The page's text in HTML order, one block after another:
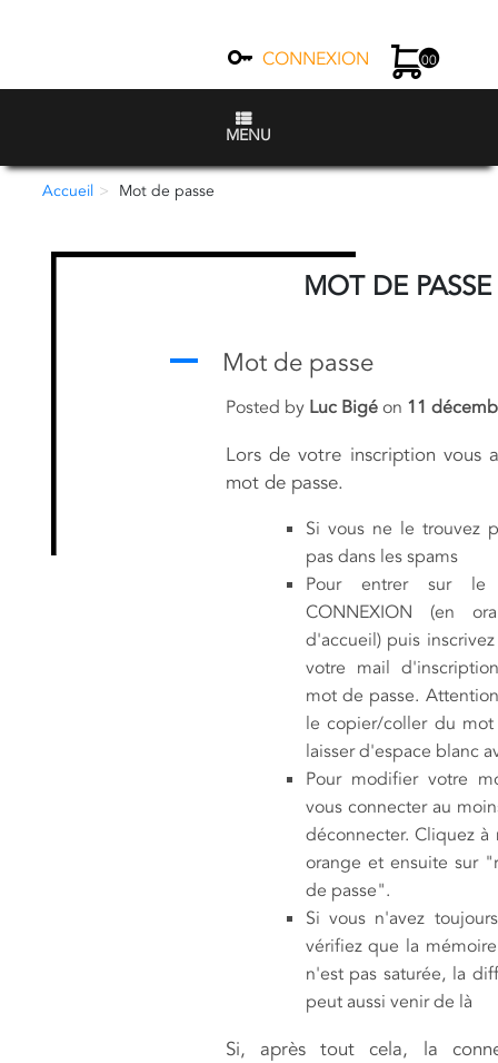
CONNEXION 00
MENU
Accueil Mot de passe
MOT DE PASSE
A Mot de passe
Posted by Luc Bigéon 11
Lors de votre inscription vous
mot de passe.
Si vous ne le trouvez
pas dans les spams
Pour entrer sur le
CONNEXION (en
d'accueil) puis
votre mail
mot de passe.
le copier/coller du
laisser d'espace blanc
Pour modifier votre
vous connecter au
déconnecter. Cliquez
orange et ensuite sur
de passe".
Si vous n'avez
vérifiez que la
n'est pas saturée, la
peut aussi venir de là
Si, après tout cela, la